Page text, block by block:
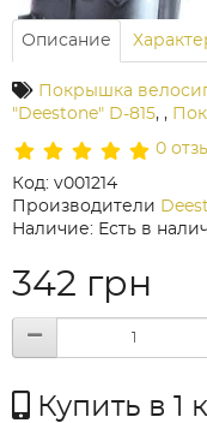
Описание
Покрышка
"Deestone" D-815, ,
0
Код: v001214
Производители
Наличие: Есть в
342 грн
Купить в 1